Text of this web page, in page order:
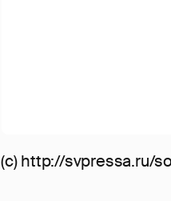
(с) http://svpressa.ru/